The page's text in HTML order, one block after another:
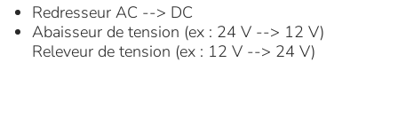
Redresseur AC --> DC
Abaisseur de tension (ex : 24 V --> 12 V)
Releveur de tension (ex : 12 V --> 24 V)